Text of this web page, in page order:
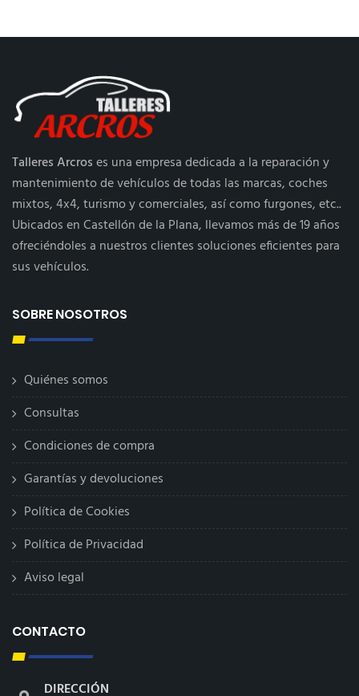
Talleres Arcroses una empresa dedicada a la reparación y
mantenimiento de vehículos de todas las marcas, coches
mixtos, 4x4, turismo y comerciales, así como furgones, etc..
Ubicados en Castellón de la Plana, llevamos más de 19 años
ofreciéndoles a nuestros clientes soluciones eficientes para
sus vehículos.
SOBRE NOSOTROS
Quiénes somos
Consultas
Condiciones de compra
Garantías y devoluciones
Política de Cookies
Política de Privacidad
Aviso legal
CONTACTO
DIRECCIÓN